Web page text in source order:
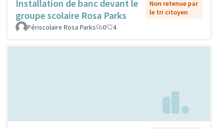
Installation de banc devant le
groupe scolaire Rosa Parks
Non retenue par
le tri citoyen
Périscolaire Rosa Parks
0 4